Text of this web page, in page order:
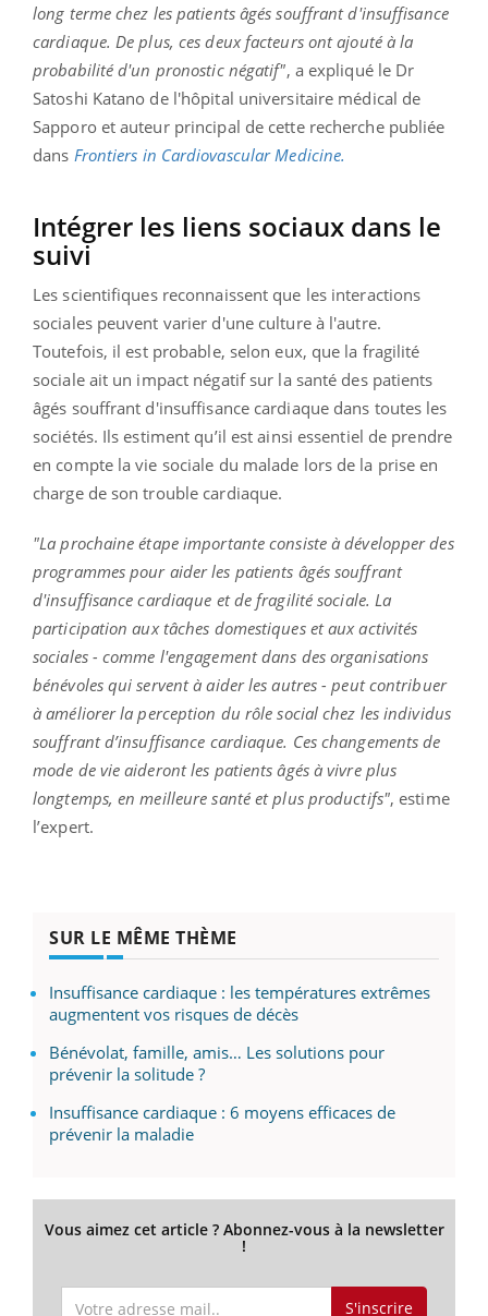
long terme chez les patients âgés souffrant d'insuffisance
cardiaque. De plus, ces deux facteurs ont ajouté à la
probabilité d'un pronostic négatif", a expliqué le Dr
Satoshi Katano de l'hôpital universitaire médical de
Sapporo et auteur principal de cette recherche publiée
dans Frontiers in Cardiovascular Medicine.
Intégrer les liens sociaux dans le
suivi
Les scientifiques reconnaissent que les interactions
sociales peuvent varier d'une culture à l'autre.
Toutefois, il est probable, selon eux, que la fragilité
sociale ait un impact négatif sur la santé des patients
âgés souffrant d'insuffisance cardiaque dans toutes les
sociétés. Ils estiment qu’il est ainsi essentiel de prendre
en compte la vie sociale du malade lors de la prise en
charge de son trouble cardiaque.
"La prochaine étape importante consiste à développer des
programmes pour aider les patients âgés souffrant
d'insuffisance cardiaque et de fragilité sociale. La
participation aux tâches domestiques et aux activités
sociales - comme l'engagement dans des organisations
bénévoles qui servent à aider les autres - peut contribuer
à améliorer la perception du rôle social chez les individus
souffrant d’insuffisance cardiaque. Ces changements de
mode de vie aideront les patients âgés à vivre plus
longtemps, en meilleure santé et plus productifs", estime
l’expert.
SUR LE MÊME THÈME
Insuffisance cardiaque : les températures extrêmes
augmentent vos risques de décès
Bénévolat, famille, amis… Les solutions pour
prévenir la solitude ?
Insuffisance cardiaque : 6 moyens efficaces de
prévenir la maladie
Vous aimez cet article ? Abonnez-vous à la newsletter
!
S'inscrire